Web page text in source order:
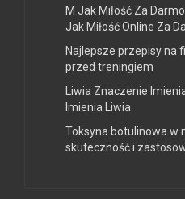
M Jak Miłość Za
Jak Miłość Online Za
Najlepsze przepisy na
przed treningiem
Liwia Znaczenie
Imienia Liwia
Toksyna botulinowa w
skuteczność i